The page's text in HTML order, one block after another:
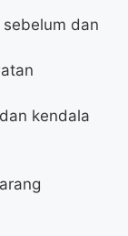
dan
kendala